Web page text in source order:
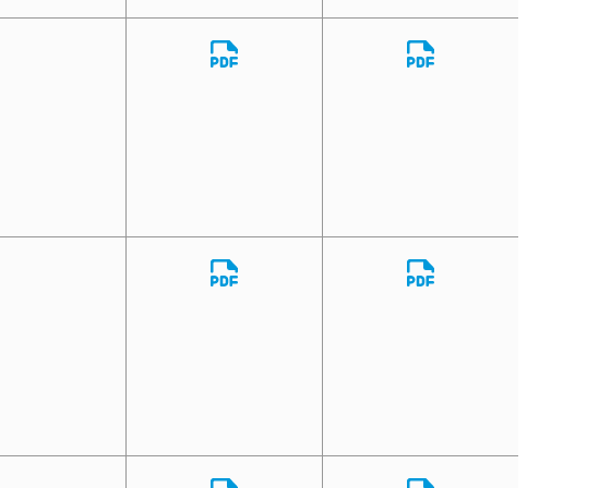
Download
File
Download
File
Download
File
Download
File